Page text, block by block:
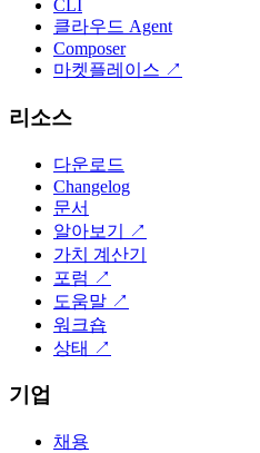
CLI
클라우드 Agent
Composer
마켓플레이스 ↗
리소스
다운로드
Changelog
문서
알아보기
↗
가치 계산기
포럼 ↗
도움말 ↗
워크숍
상태 ↗
기업
채용